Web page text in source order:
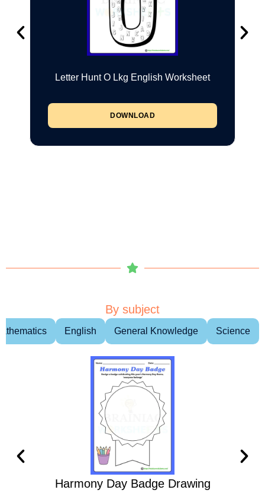
Letter Hunt O Lkg English Worksheet
DOWNLOAD
By subject
English General Knowledge Science
Harmony Day Badge Drawing